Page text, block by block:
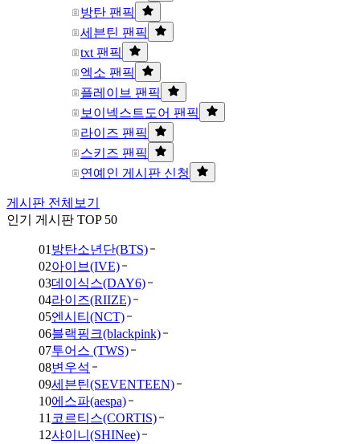
방탄 팬픽
세븐틴 팬픽
txt 팬픽
엑소 팬픽
플레이브 팬픽
보이넥스트도어 팬픽
라이즈 팬픽
스키즈 팬픽
연예인 게시판 신청
게시판 전체보기
인기 게시판 TOP 50
01 방탄소년단(BTS)
02아이브(IVE)
03데이식스(DAY6)
04라이즈(RIIZE)
05엔시티(NCT)
06블랙핑크(blackpink)
07투어스 (TWS)
08변우석
09세븐틴(SEVENTEEN)
10에스파(aespa)
11 코르티스(CORTIS)
12샤이니(SHINee)